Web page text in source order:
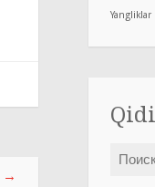
→
Yangliklar
Найти: